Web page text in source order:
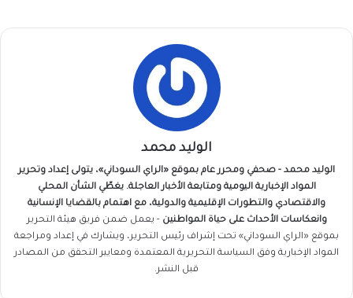
الوليد محمد
الوليد محمد - صحفي ومحرر عام بموقع «الراي السوداني»، يتولى إعداد وتحرير
المواد الإخبارية اليومية ومتابعة الأخبار العاجلة. يغطّي الشأن المحلي
والاقتصادي والتطورات الإقليمية والدولية، مع اهتمام بالقضايا الإنسانية
وانعكاسات الأحداث على حياة المواطنين - يعمل ضمن فريق هيئة التحرير
بموقع «الراي السوداني» تحت إشراف رئيس التحرير، ويشارك في إعداد ومراجعة
المواد الإخبارية وفق السياسة التحريرية المعتمدة ومعايير التحقق من المصادر
قبل النشر.